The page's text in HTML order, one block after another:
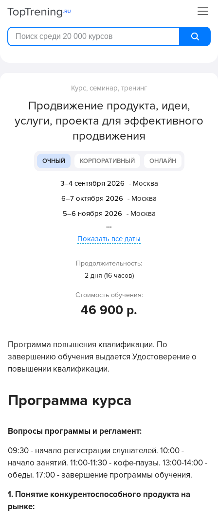
Курс, семинар, тренинг
Продвижение продукта, идеи,
услуги, проекта для эффективного
продвижения
ОЧНЫЙ КОРПОРАТИВНЫЙ ОНЛАЙН
3–4 сентября 2026 - Москва
6–7 октября 2026 - Москва
5–6 ноября 2026 - Москва
...
Показать все даты
Продолжительность:
2 дня (16 часов)
Стоимость обучения:
46 900 р.
Программа повышения квалификации. По
завершению обучения выдается Удостоверение о
повышении квалификации.
Программа курса
Вопросы программы и регламент:
09:30 - начало регистрации слушателей. 10:00 -
начало занятий. 11:00-11:30 - кофе-паузы. 13:00-14:00 -
обеды. 17:00 - завершение программы обучения.
1. Понятие конкурентоспособного продукта на
рынке: